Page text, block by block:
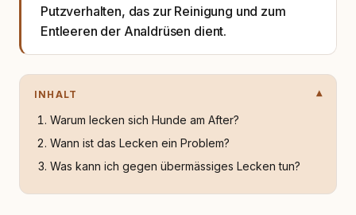
Putzverhalten, das zur Reinigung und zum
Entleeren der Analdrüsen dient.
INHALT
Warum lecken sich Hunde am After?
Wann ist das Lecken ein Problem?
Was kann ich gegen übermässiges Lecken tun?